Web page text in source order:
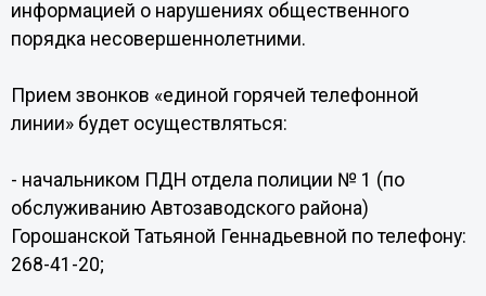
информацией о нарушениях общественного
порядка несовершеннолетними.
Прием звонков «единой горячей телефонной
линии» будет осуществляться:
- начальником ПДН отдела полиции № 1 (по
обслуживанию Автозаводского района)
Горошанской Татьяной Геннадьевной по телефону:
268-41-20;